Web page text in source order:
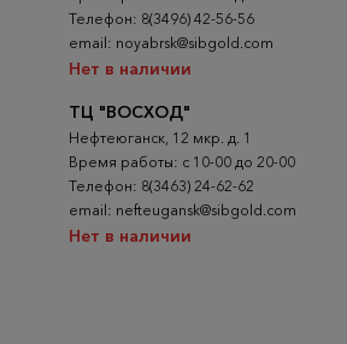
Телефон: 8(3496) 42-56-56
email: noyabrsk@sibgold.com
Нет в наличии
ТЦ "ВОСХОД"
Нефтеюганск, 12 мкр. д. 1
Время работы: с 10-00 до 20-00
Телефон: 8(3463) 24-62-62
email: nefteugansk@sibgold.com
Нет в наличии